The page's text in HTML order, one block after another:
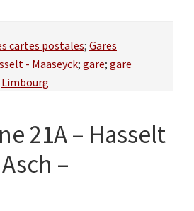
cartes postales; Gares
- Maaseyck; gare; gare
Limbourg
21A – Hasselt
–